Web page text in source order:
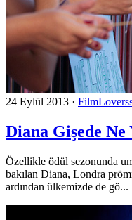
24 Eylül 2013 ·
Diana Gişede Ne
Özellikle ödül sezonunda
bakılan Diana, Londra
ardından ülkemizde de gö...